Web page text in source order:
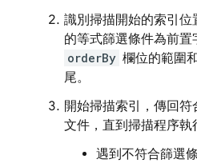
識別掃描開始的索引
的等式篩選條件為前
orderBy 欄位的範圍
尾。
開始掃描索引，傳回
文件，直到掃描程序執
遇到不符合篩選